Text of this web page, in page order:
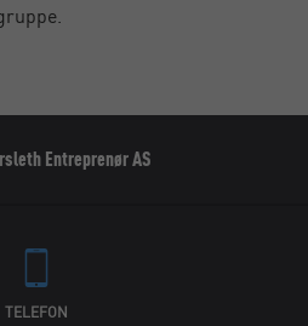
Entreprenør AS
TELEFON